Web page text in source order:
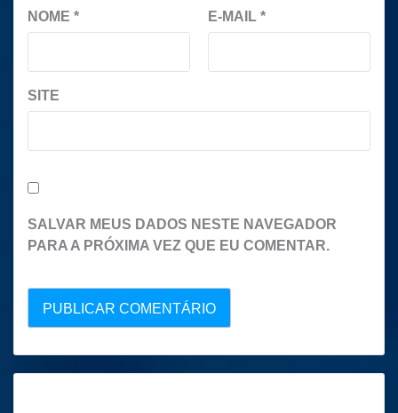
NOME * E-MAIL *
SITE
SALVAR MEUS DADOS NESTE NAVEGADOR
PARA A PRÓXIMA VEZ QUE EU COMENTAR.